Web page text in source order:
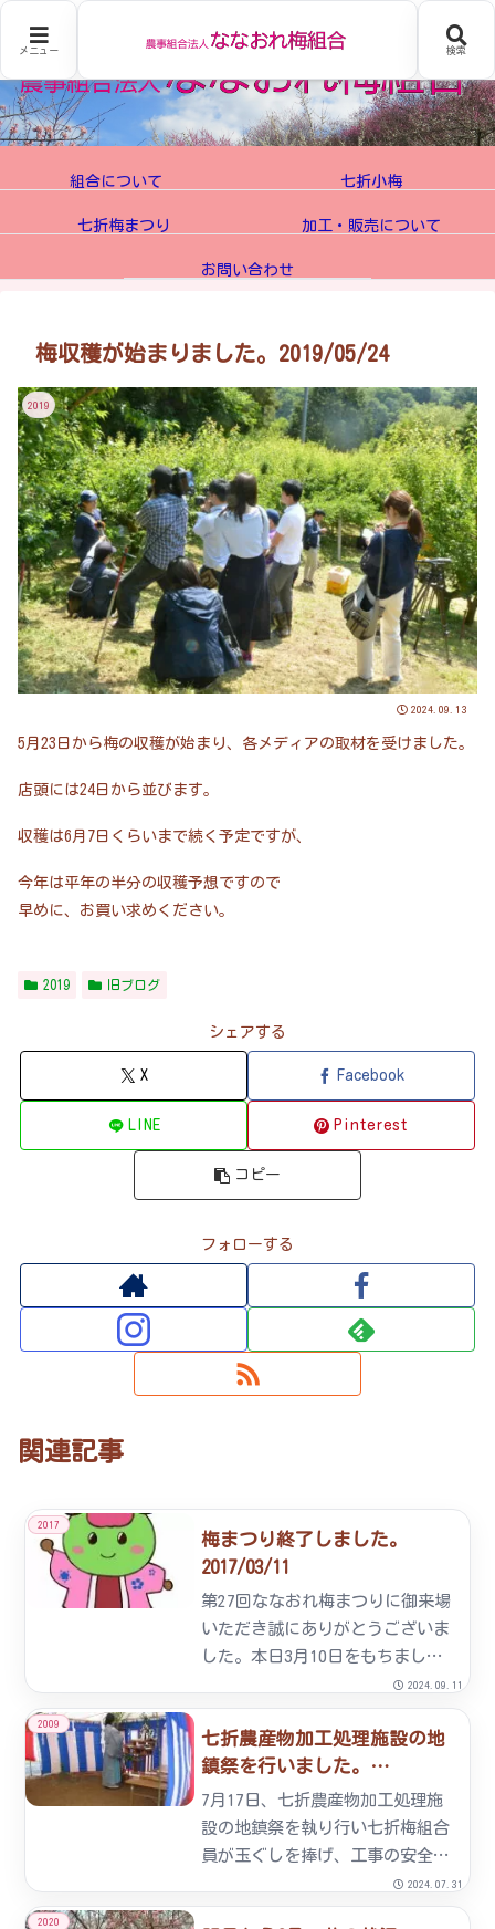
組合について 七折小梅
七折梅まつり 加工・販売について
お問い合わせ
梅収穫が始まりました。2019/05/24
2019
2024.09.13
5月23日から梅の収穫が始まり、各メディアの取材を受けました。
店頭には24日から並びます。
収穫は6月7日くらいまで続く予定ですが、
今年は平年の半分の収穫予想ですので
早めに、お買い求めください。
2019 旧ブログ
シェアする
X Facebook
LINE Pinterest
コピー
フォローする
関連記事
2017
梅まつり終了しました。
2017/03/11
第27回ななおれ梅まつりに御来場
いただき誠にありがとうございま
した。本日3月10日をもちまして
終了させていただきます。尚、ま
つり終了後も梅園での観梅はでき
ますが、自家用車の進入は引き続
きご遠慮いただきます。今まで、
ひかえておりました農用車の...
2024.09.11
2009
七折農産物加工処理施設の地
鎮祭を行いました。
2009/07/17
7月17日、七折農産物加工処理施
設の地鎮祭を執り行い七折梅組合
員が玉ぐしを捧げ、工事の安全を
祈願致しました。七折農産物加工
処理施設では梅干し、シロップ、
2024.07.31
2020
メニュー 検索